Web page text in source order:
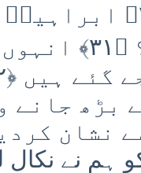
حکمت (اور) خبردار ہے
فرشتو! تمہارا
جن پر حد سے
نشان